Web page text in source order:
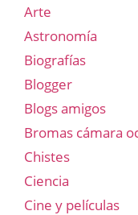
Arte
Astronomía
Biografías
Blogger
Blogs amigos
Bromas cámara
Chistes
Ciencia
Cine y películas